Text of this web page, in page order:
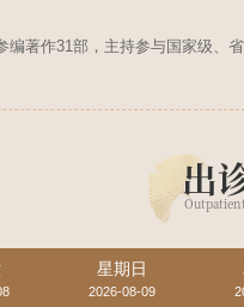
著作31部，主持参与国家级
出
星期日
2026-08-09